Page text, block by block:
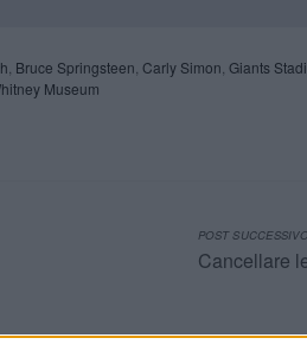
Bruce Springsteen Carly Simon Giants
Museum
POST SUCCESSIVO
Cancellare